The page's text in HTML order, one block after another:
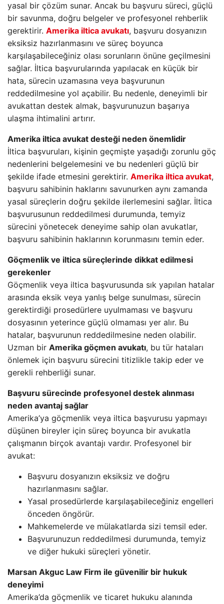
yasal bir çözüm sunar. Ancak bu başvuru süreci, güçlü
bir savunma, doğru belgeler ve profesyonel rehberlik
gerektirir. Amerika iltica avukatı, başvuru dosyanızın
eksiksiz hazırlanmasını ve süreç boyunca
karşılaşabileceğiniz olası sorunların önüne geçilmesini
sağlar. İltica başvurularında yapılacak en küçük bir
hata, sürecin uzamasına veya başvurunun
reddedilmesine yol açabilir. Bu nedenle, deneyimli bir
avukattan destek almak, başvurunuzun başarıya
ulaşma ihtimalini artırır.
Amerika iltica avukat desteği neden önemlidir
İltica başvuruları, kişinin geçmişte yaşadığı zorunlu göç
nedenlerini belgelemesini ve bu nedenleri güçlü bir
şekilde ifade etmesini gerektirir. Amerika iltica avukat,
başvuru sahibinin haklarını savunurken aynı zamanda
yasal süreçlerin doğru şekilde ilerlemesini sağlar. İltica
başvurusunun reddedilmesi durumunda, temyiz
sürecini yönetecek deneyime sahip olan avukatlar,
başvuru sahibinin haklarının korunmasını temin eder.
Göçmenlik ve iltica süreçlerinde dikkat edilmesi
gerekenler
Göçmenlik veya iltica başvurusunda sık yapılan hatalar
arasında eksik veya yanlış belge sunulması, sürecin
gerektirdiği prosedürlere uyulmaması ve başvuru
dosyasının yeterince güçlü olmaması yer alır. Bu
hatalar, başvurunun reddedilmesine neden olabilir.
Uzman bir Amerika göçmen avukatı, bu tür hataları
önlemek için başvuru sürecini titizlikle takip eder ve
gerekli rehberliği sunar.
Başvuru sürecinde profesyonel destek alınması
neden avantaj sağlar
Amerika’ya göçmenlik veya iltica başvurusu yapmayı
düşünen bireyler için süreç boyunca bir avukatla
çalışmanın birçok avantajı vardır. Profesyonel bir
avukat:
Başvuru dosyanızın eksiksiz ve doğru
hazırlanmasını sağlar.
Yasal prosedürlerde karşılaşabileceğiniz engelleri
önceden öngörür.
Mahkemelerde ve mülakatlarda sizi temsil eder.
Başvurunuzun reddedilmesi durumunda, temyiz
ve diğer hukuki süreçleri yönetir.
Marsan Akguc Law Firm ile güvenilir bir hukuk
deneyimi
Amerika’da göçmenlik ve ticaret hukuku alanında